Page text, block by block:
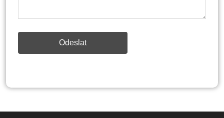
Odeslat